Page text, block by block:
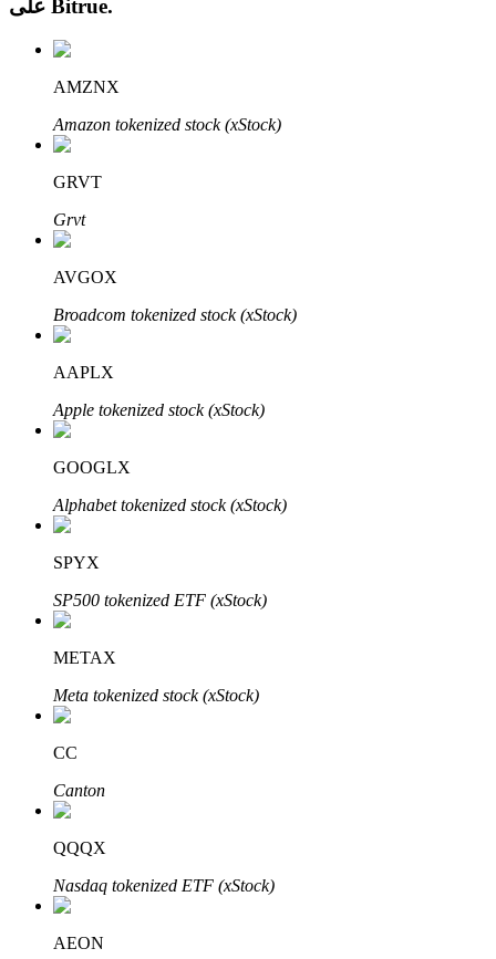
الاستثمار التلقائي
تعلم الستاكينغ
تعرف على كيفية كسب الدخل السلبي
Bitrue
AI
شركاء بيترو
Bitrue.
AMZNX
Amazon tokenized stock (xStock)
GRVT
Grvt
AVGOX
Broadcom tokenized stock (xStock)
AAPLX
Apple tokenized stock (xStock)
GOOGLX
Alphabet tokenized stock (xStock)
SPYX
SP500 tokenized ETF (xStock)
METAX
Meta tokenized stock (xStock)
CC
Canton
QQQX
Nasdaq tokenized ETF (xStock)
AEON